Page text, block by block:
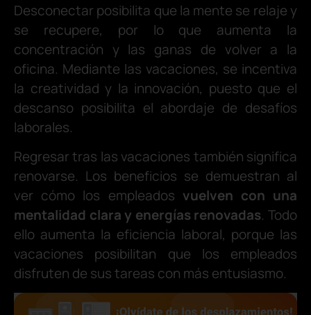
Desconectar posibilita que la mente se relaje y
se recupere, por lo que aumenta la
concentración y las ganas de volver a la
oficina. Mediante las vacaciones, se incentiva
la creatividad y la innovación, puesto que el
descanso posibilita el abordaje de desafíos
laborales.
Regresar tras las vacaciones también significa
renovarse. Los beneficios se demuestran al
ver cómo los empleados vuelven con una
mentalidad clara y energías renovadas. Todo
ello aumenta la eficiencia laboral, porque las
vacaciones posibilitan que los empleados
disfruten de sus tareas con más entusiasmo.